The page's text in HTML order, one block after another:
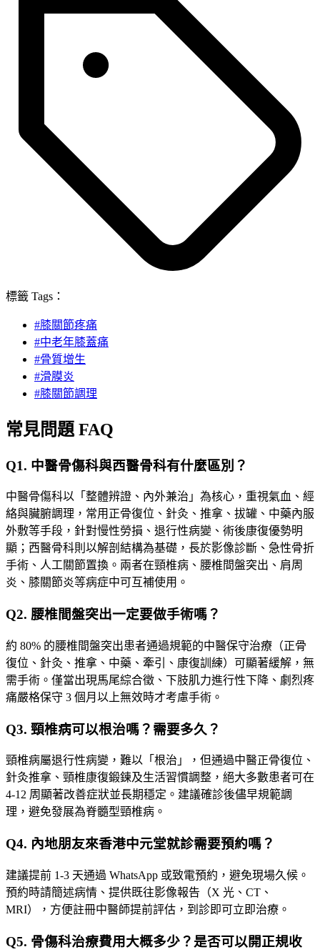
標籤 Tags：
#膝關節疼痛
#中老年膝蓋痛
#骨質增生
#滑膜炎
#膝關節調理
常見問題 FAQ
Q1. 中醫骨傷科與西醫骨科有什麼區別？
中醫骨傷科以「整體辨證、內外兼治」為核心，重視氣血、經
絡與臟腑調理，常用正骨復位、針灸、推拿、拔罐、中藥內服
外敷等手段，針對慢性勞損、退行性病變、術後康復優勢明
顯；西醫骨科則以解剖結構為基礎，長於影像診斷、急性骨折
手術、人工關節置換。兩者在頸椎病、腰椎間盤突出、肩周
炎、膝關節炎等病症中可互補使用。
Q2. 腰椎間盤突出一定要做手術嗎？
約 80% 的腰椎間盤突出患者通過規範的中醫保守治療（正骨
復位、針灸、推拿、中藥、牽引、康復訓練）可顯著緩解，無
需手術。僅當出現馬尾綜合徵、下肢肌力進行性下降、劇烈疼
痛嚴格保守 3 個月以上無效時才考慮手術。
Q3. 頸椎病可以根治嗎？需要多久？
頸椎病屬退行性病變，難以「根治」，但通過中醫正骨復位、
針灸推拿、頸椎康復鍛鍊及生活習慣調整，絕大多數患者可在
4-12 周顯著改善症狀並長期穩定。建議確診後儘早規範調
理，避免發展為脊髓型頸椎病。
Q4. 內地朋友來香港中元堂就診需要預約嗎？
建議提前 1-3 天通過 WhatsApp 或致電預約，避免現場久候。
預約時請簡述病情、提供既往影像報告（X 光、CT、
MRI），方便註冊中醫師提前評估，到診即可立即治療。
Q5. 骨傷科治療費用大概多少？是否可以開正規收